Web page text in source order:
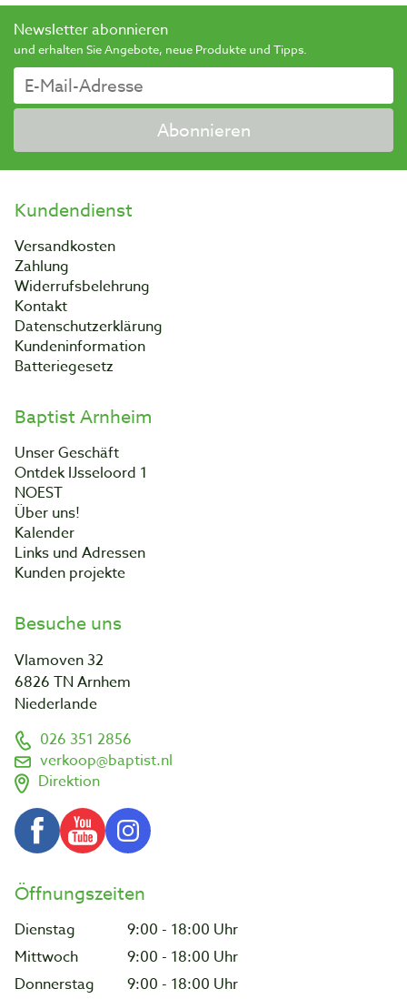
Newsletter abonnieren
und erhalten Sie Angebote, neue Produkte und Tipps.
Abonnieren
Kundendienst
Versandkosten
Zahlung
Widerrufsbelehrung
Kontakt
Datenschutzerklärung
Kundeninformation
Batteriegesetz
Baptist Arnheim
Unser Geschäft
Ontdek IJsseloord 1
NOEST
Über uns!
Kalender
Links und Adressen
Kunden projekte
Besuche uns
Vlamoven 32
6826 TN Arnhem
Niederlande
026 351 2856
verkoop@baptist.nl
Direktion
Öffnungszeiten
Dienstag
9:00 - 18:00 Uhr
Mittwoch
9:00 - 18:00 Uhr
Donnerstag
9:00 - 18:00 Uhr